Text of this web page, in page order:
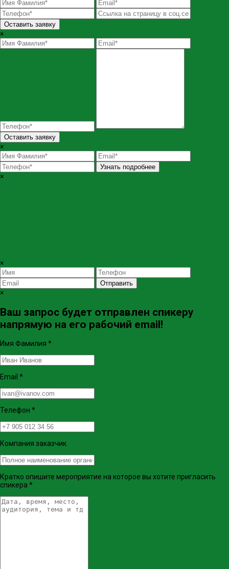
Оставить заявку
×
Оставить заявку
×
Узнать подробнее
×
×
Отправить
×
Ваш запрос будет отправлен спикеру
напрямую на его рабочий email!
Имя Фамилия *
Email *
Телефон *
Компания заказчик
Кратко опишите мероприятие на которое вы хотите пригласить
спикера *